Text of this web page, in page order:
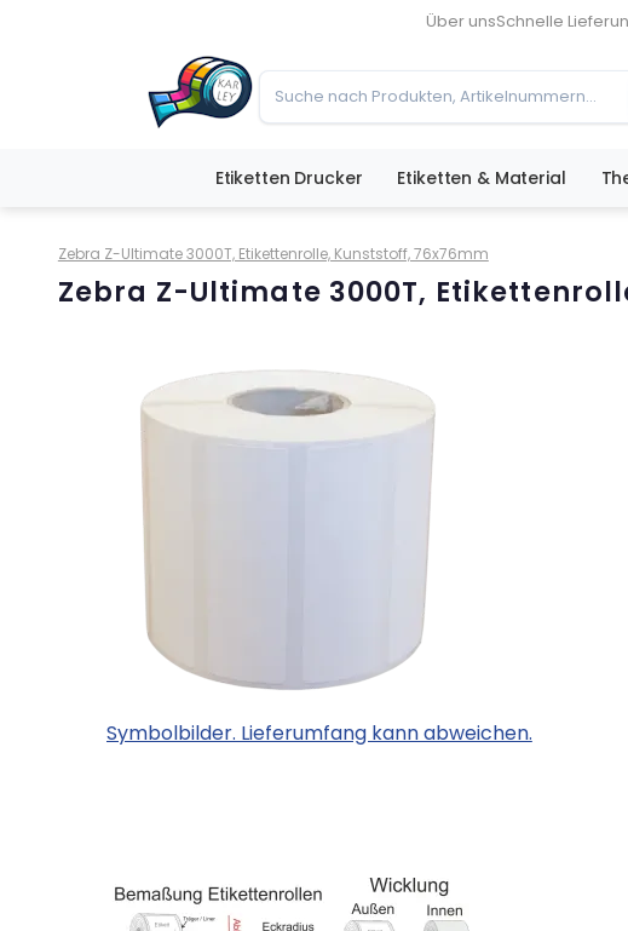
Über unsSchnelle
Etiketten Drucker Etiketten & Material
Zebra Z-Ultimate 3000T, Etikettenrolle, Kunststoff, 76x76mm
Zebra Z-Ultimate 3000T,
Symbolbilder. Lieferumfang kann abweichen.